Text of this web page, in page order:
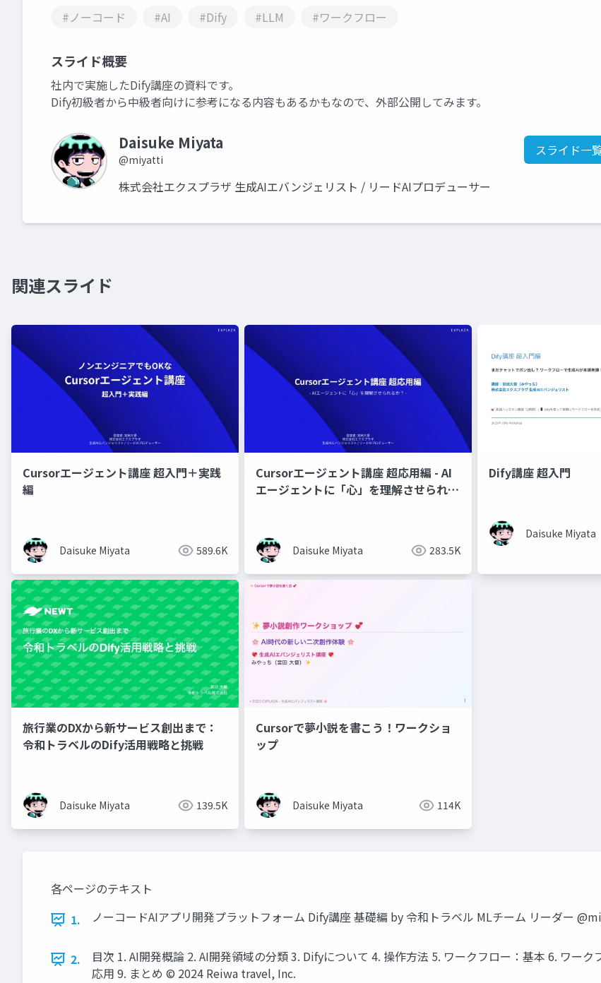
#ノーコード #AI #Dify #LLM #ワークフロー
スライド概要
社内で実施したDify講座の資料です。
Dify初級者から中級者向けに参考になる内容もあるかもなので、外部公開してみます。
Daisuke Miyata
@miyatti
スライド一
株式会社エクスプラザ 生成AIエバンジェリスト / リードAIプロデューサー
関連スライド
Cursorエージェント講座 超入門＋実践
編
Daisuke Miyata 589.6K
Cursorエージェント講座 超応用編 - AI
エージェントに「心」を理解させられる
Daisuke Miyata 283.5K
Dify講座 超入門
Daisuke Miyata
旅行業のDXから新サービス創出まで：
令和トラベルのDify活用戦略と挑戦
Daisuke Miyata 139.5K
Cursorで夢小説を書こう！ワークショ
ップ
Daisuke Miyata 114K
各ページのテキスト
1.
ノーコードAIアプリ開発プラットフォーム Dify講座 基礎編 by 令和トラベル MLチーム リーダー
2.
目次 1. AI開発概論 2. AI開発領域の分類 3. Difyについて 4. 操作方法 5. ワークフロー：基本 6. ワー
応用 9. まとめ © 2024 Reiwa travel, Inc.